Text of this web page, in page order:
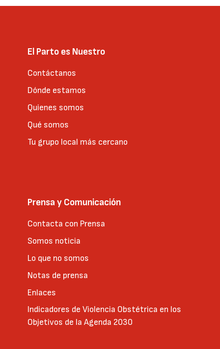
El Parto es Nuestro
Contáctanos
Dónde estamos
Quienes somos
Qué somos
Tu grupo local más cercano
Prensa y Comunicación
Contacta con Prensa
Somos noticia
Lo que no somos
Notas de prensa
Enlaces
Indicadores de Violencia Obstétrica en los
Objetivos de la Agenda 2030